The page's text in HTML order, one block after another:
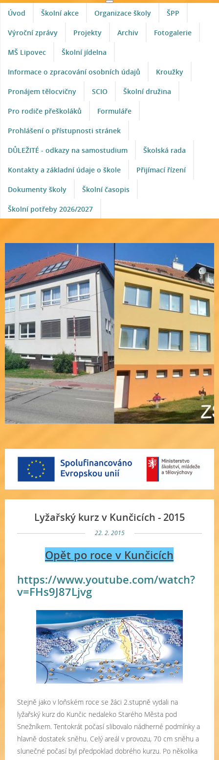
Úvod Školní akce Organizace školy ŠPP
Výroční zprávy Projekty Archiv Fotogalerie
MŠ Lipovec Školní jídelna
Informace o zpracování osobních údajů Kroužky
Pronájem tělocvičny SCIO Školní družina
Pro rodiče přeškoláků Formuláře
Prohlášení o přístupnosti stránek
DŮLEŽITÉ - odkazy na samostudium Školská rada
Kontakty a základní údaje o škole Přijímací řízení
Dokumenty školy Školní časopis
Školní potřeby 2026/2027
Lyžařský kurz v Kunčicích - 2015
22. 2. 2015
Opět po roce v Kunčicích
https://www.youtube.com/watch?
v=FHs9J87Ljvg
Stejně jako v loňském roce se žáci 2.stupně vydali na
lyžařský kurz do Kunčic nedaleko Starého Města pod
Snežníkem. Tentokrát počasí slibovalo nádherné podmínky a
hlavně dostatek sněhu. Celý areál v provozu, 70 cm sněhu a
slunečné počasí byl předpoklad dobrého kurzu. Po několika